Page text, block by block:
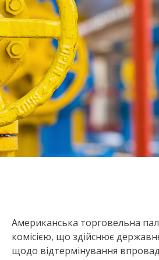
Американська торговельна
комісією, що здійснює
щодо відтермінування